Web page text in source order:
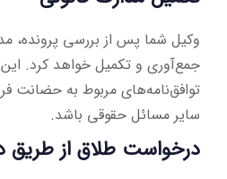
وکیل شما پس از بررسی پرونده،
جمع‌آوری و تکمیل خواهد کرد.
توافق‌نامه‌های مربوط به حضانت
سایر مسائل حقوقی باشد.
درخواست طلاق از طریق